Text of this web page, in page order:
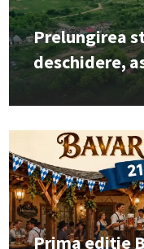
Prelungirea
deschidere,
Prima ediție